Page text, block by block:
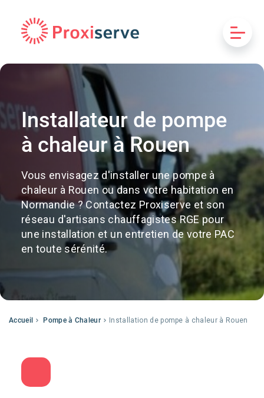
Installateur de pompe
à chaleur à Rouen
Vous envisagez d'installer une pompe à
chaleur à Rouen ou dans votre habitation en
Normandie ? Contactez Proxiserve et son
réseau d'artisans chauffagistes RGE pour
une installation et un entretien de votre PAC
en toute sérénité.
Accueil Pompe à Chaleur Installation de pompe à chaleur à Rouen